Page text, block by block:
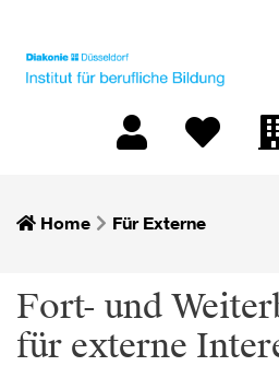
Home Für Externe
Fort- und
für externe